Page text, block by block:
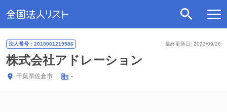
最終更新日: 2023/09/26
法人番号：2010001219586
株式会社アドレーション
千葉県佐倉市 -